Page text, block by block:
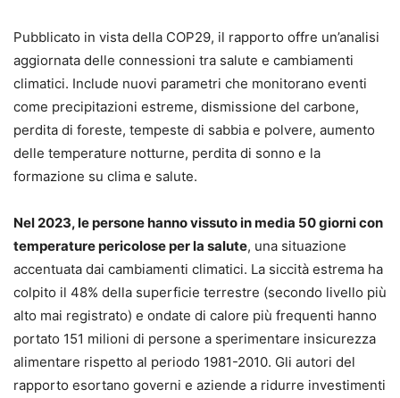
Pubblicato in vista della COP29, il rapporto offre un’analisi
aggiornata delle connessioni tra salute e cambiamenti
climatici. Include nuovi parametri che monitorano eventi
come precipitazioni estreme, dismissione del carbone,
perdita di foreste, tempeste di sabbia e polvere, aumento
delle temperature notturne, perdita di sonno e la
formazione su clima e salute.
Nel 2023, le persone hanno vissuto in media 50 giorni con
temperature pericolose per la salute, una situazione
accentuata dai cambiamenti climatici. La siccità estrema ha
colpito il 48% della superficie terrestre (secondo livello più
alto mai registrato) e ondate di calore più frequenti hanno
portato 151 milioni di persone a sperimentare insicurezza
alimentare rispetto al periodo 1981-2010. Gli autori del
rapporto esortano governi e aziende a ridurre investimenti